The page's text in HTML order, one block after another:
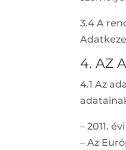
3.4 A
4. AZ
4.1 Az
– 2011.
– Az